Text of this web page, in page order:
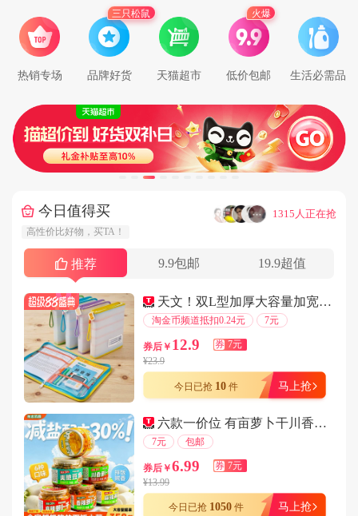
用户183****8677在3分钟前下单成功
用户147****4481在4分钟前下单成功
用户147****3655在1分钟前下单成功
用户136****2724在3分钟前下单成功
用户135****7485在1分钟前下单成功
用户183****4985在6分钟前下单成功
用户139****3351在7分钟前下单成功
用户144****4177在9分钟前下单成功
用户177****4627在3分钟前下单成功
用户186****2789在7分钟前下单成功
用户150****1352在3分钟前下单成功
用户177****8225在9分钟前下单成功
用户135****1969在1分钟前下单成功
用户133****9090在9分钟前下单成功
用户159****7918在1分钟前下单成功
用户144****2161在1分钟前下单成功
用户152****4163在5分钟前下单成功
用户187****9465在5分钟前下单成功
用户189****8463在4分钟前下单成功
热销专场 品牌好货
三只松鼠
天猫超市 低价包邮
火爆
生活必需品
今日值得买
高性价比好物，买TA！
··· 1315人正在抢
推荐 9.9包邮 19.9超值
天文！双L型加厚大容量加宽防水科目袋
淘金币频道抵扣0.24元 7元
券后￥ 12.9 券 7元
¥23.9
今日已抢 10 件 马上抢
六款一价位 有亩萝卜干川香五香358克
7元 包邮
券后￥6.99 券 7元
¥13.99
今日已抢 1050 件 马上抢